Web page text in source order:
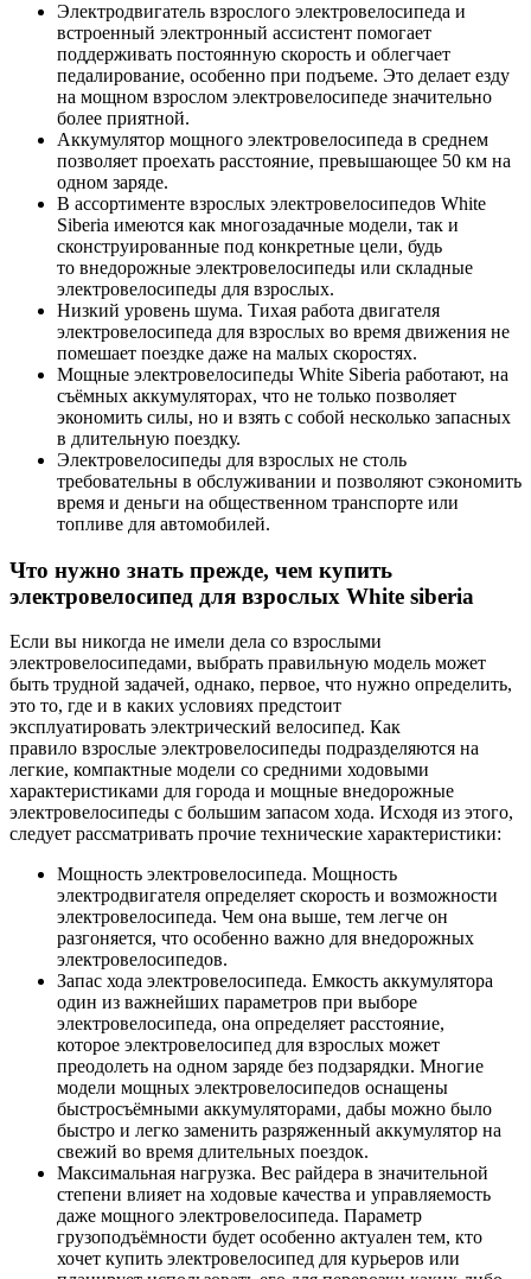
Электродвигатель взрослого электровелосипеда и
встроенный электронный ассистент помогает
поддерживать постоянную скорость и облегчает
педалирование, особенно при подъеме. Это делает езду
на мощном взрослом электровелосипеде значительно
более приятной.
Аккумулятор мощного электровелосипеда в среднем
позволяет проехать расстояние, превышающее 50 км на
одном заряде.
В ассортименте взрослых электровелосипедов White
Siberia имеются как многозадачные модели, так и
сконструированные под конкретные цели, будь
то внедорожные электровелосипеды или складные
электровелосипеды для взрослых.
Низкий уровень шума. Тихая работа двигателя
электровелосипеда для взрослых во время движения не
помешает поездке даже на малых скоростях.
Мощные электровелосипеды White Siberia работают, на
съёмных аккумуляторах, что не только позволяет
экономить силы, но и взять с собой несколько запасных
в длительную поездку.
Электровелосипеды для взрослых не столь
требовательны в обслуживании и позволяют сэкономить
время и деньги на общественном транспорте или
топливе для автомобилей.
Что нужно знать прежде, чем купить
электровелосипед для взрослых White siberia
Если вы никогда не имели дела со взрослыми
электровелосипедами, выбрать правильную модель может
быть трудной задачей, однако, первое, что нужно определить,
это то, где и в каких условиях предстоит
эксплуатировать электрический велосипед. Как
правило взрослые электровелосипеды подразделяются на
легкие, компактные модели со средними ходовыми
характеристиками для города и мощные внедорожные
электровелосипеды с большим запасом хода. Исходя из этого,
следует рассматривать прочие технические характеристики:
Мощность электровелосипеда. Мощность
электродвигателя определяет скорость и возможности
электровелосипеда. Чем она выше, тем легче он
разгоняется, что особенно важно для внедорожных
электровелосипедов.
Запас хода электровелосипеда. Емкость аккумулятора
один из важнейших параметров при выборе
электровелосипеда, она определяет расстояние,
которое электровелосипед для взрослых может
преодолеть на одном заряде без подзарядки. Многие
модели мощных электровелосипедов оснащены
быстросъёмными аккумуляторами, дабы можно было
быстро и легко заменить разряженный аккумулятор на
свежий во время длительных поездок.
Максимальная нагрузка. Вес райдера в значительной
степени влияет на ходовые качества и управляемость
даже мощного электровелосипеда. Параметр
грузоподъёмности будет особенно актуален тем, кто
хочет купить электровелосипед для курьеров или